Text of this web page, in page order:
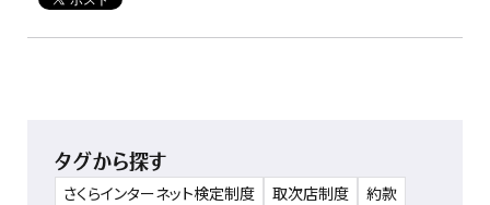
タグから探す
さくらインターネット検定制度 取次店制度
約款